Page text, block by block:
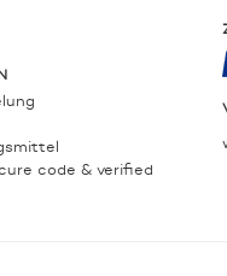
code & verified